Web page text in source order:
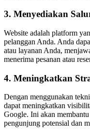
3. Menyediakan
Website adalah platform
pelanggan Anda. Anda
atau layanan Anda,
menerima pesanan atau
4. Meningkatkan
Dengan menggunakan
dapat meningkatkan
Google. Ini akan
pengunjung potensial dan